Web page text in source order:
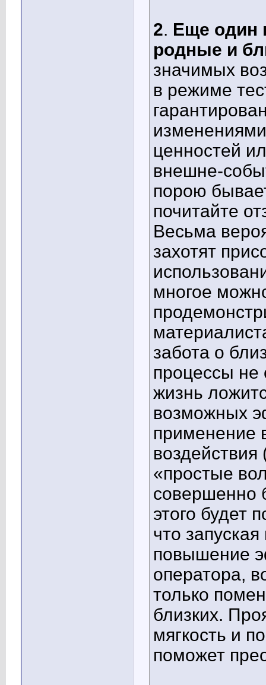
2. Еще один
родные и
значимых
в режиме
ценностей
внешне-
порою
почитайте
Весьма
захотят
многое
забота о
процессы не
жизнь
возможных
применение
воздействия
«простые
совершенно
этого будет
что
повышение
оператора,
только
близких.
мягкость и
поможет